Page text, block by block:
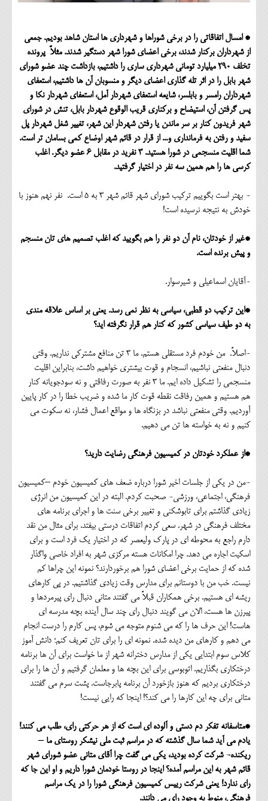
* امسال اتفاقاتی را در برخی شوراها و شهرداری ها استان شاهد بودیم. جمعی
از شهرداران برکنار شدند، برخی اعضای شورا شهر دستگیر شدند. مثلاً پرونده
تخلف ۲۹۰ میلیارد تومانی شهرداری ساری را داشتیم، بازداشت چند عضو شورای
شهر بابل را در اثر تله گذاری اعضای دیگر و منسوبان آن ها داشتیم، استعفای
شهرداران رامسر و بابلسر، شایعه استعفای شهردار آمل، استعفای شهردار نکا و
پس گرفتن آن، استیضاح و برکناری قریب الوقوع شهردار بابل، تنش در شورای
شهر فریدون کنار بر سر ماندن یا رفتن شهردار این شهر، تغییر شغل شهردار پل
سفید و رفتن به فرمانداری و... از قرار در قائم شهر اوضاع کمی بسامان تر است.
شما اقلیت منسجمی در شورا هستید. 3 نفرید در مقابل 6 عضو دیگر. اغلب
کرسی ها را هم همین سه نفر در اختیار گرفتید.
- بهتر است بگوییم ترکیب شورای شهر قائم شهر 3 به 5 است. نفر نهم هنوز با
خودش به نتیجه نرسیده است!
*غیر از خودتان، نام آن دو نفر را هم بگویید که اغلب تصمیم های تان منسجم
و پیش برنده است.
-آقایان اسماعیلی و شیرسوار.
*این ترکیب دو قطبی، سیاسی به نظر نمی رسد. یعنی بر اساس علاقه مندی
به دو طیف سیاسی کشور که کنار هم قرار نگرفته اید؟
-اصلاً. من خودم فرد مستقلی هستم. ما 3 تن منافع مشترکی نداریم. وقتی
دنبال منفعتی نباشیم، انسجام و قوت بیشتری خواهیم داشت، بنابراین اقلیت
منسجمی را تشکیل داده ایم. ما 3 نفر به صورت رفاقتی و نه سودجویانه کنار
هم هستیم و همین رفاقت نقطه قوت کار ما شده و ضریب خطا را در کار پایین
آوردیم. وقتی منفعتی نباشد در بزنگاه ها و مواقع اعمال فشار، نه سکوت می
کنیم و نه به خواسته ها تن می دهیم.
*از عملکرد خودتان در کمیسیون فرهنگی رضایت دارید؟
-من در یکی از جلسات اخیر شورا درباره ضعف های کمیسیون خودم –کمیسیون
فرهنگی، اجتماعی، ورزشی- صحبت کردم. البته در این کمیسیون من انرژی
زیادی گذاشتم برای تابوشکنی و تغییر برخی سنت ها و اجرای برنامه های
مختلف فرهنگی در شهر. سعی کردم اتفاقات درستی بیفتد. برای مثال من نقد
دارم راجع به محوطه ای در پارک ولیعصر که در اختیار یک فرد است و برای
اسکیت اجاره می دهد. چرا امکانات هسته مرکزی شهر به افراد خاصی واگذار
شده که از حمایت برخی اعضای شورا هم برخوردارند؟ نمونه این چراها کم
نیست. خب من با دوستانم برای مدارس وقت زیادی گذاشتیم. در پی کارهای
ریشه ای هستیم. برخی همکاران قبلاً می گفتند متانی دنبال رای پیرمردها و
پیرزن ها هست، الان می گویند دنبال رای چند سال آینده بچه مدرسه ای
هاست! این حرف ها را که می شنوم متوجه می شوم، پس کارم را درست انجام
می دهم و کارهای من دیده شده. نمونه ای را برای تان تعریف کنم؛ دانش آموز
کلاس سوم ابتدایی یکی از مدارس دخترانه شهر از ما خواست برای آن ها برنامه
درختکاری بگذاریم. اتوبوسی برای این بچه ها و معلمان گرفتیم و آن ها را برای
درختکاری بردیم که هنوز بازخورد آن برنامه پابرجاست. پشت سرم می گفتند
متانی برای چه این کارها را می کند؟! اینجا که رایی نیست!
*متاسفانه تفکر دم دستی و آلوده ای است که از هر حرکتی رای، طلب می کنند!
یادم می آید شما سال گذشته که در مراسم ثبت ملی نیشکر روستای ما –
ریکنده- شرکت کرده بودید، یکی می گفت چرا آقای متانی عضو شورای شهر
قائم شهر به این مراسم آمده؟ اینجا در روستا خودمان شورا داریم و او این جا که
رای ندارد! یعنی شرکت رییس کمیسیون فرهنگی شورا را در یک مراسم
فرهنگی، منوط به وجود رای می دانند.